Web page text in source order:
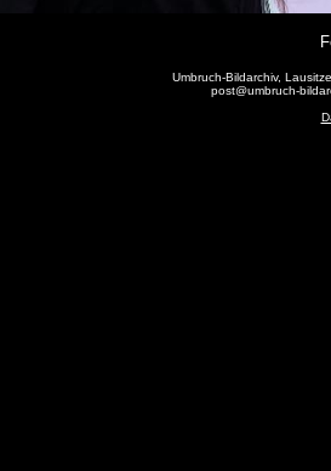
Umbruch-Bildarchiv,
post@umbruch-